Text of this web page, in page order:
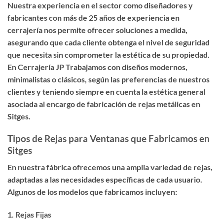
Nuestra experiencia en el sector como diseñadores y
fabricantes con más de 25 años de experiencia en
cerrajería nos permite ofrecer soluciones a medida,
asegurando que cada cliente obtenga el nivel de seguridad
que necesita sin comprometer la estética de su propiedad.
En Cerrajería JP Trabajamos con diseños modernos,
minimalistas o clásicos, según las preferencias de nuestros
clientes y teniendo siempre en cuenta la estética general
asociada al encargo de fabricación de rejas metálicas en
Sitges.
Tipos de Rejas para Ventanas que Fabricamos en
Sitges
En nuestra fábrica ofrecemos una amplia variedad de rejas,
adaptadas a las necesidades específicas de cada usuario.
Algunos de los modelos que fabricamos incluyen:
1. Rejas Fijas